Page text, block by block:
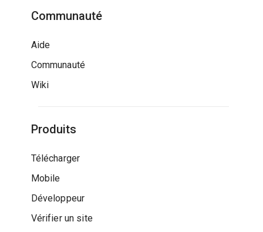
Communauté
Aide
Communauté
Wiki
Produits
Télécharger
Mobile
Développeur
Vérifier un site